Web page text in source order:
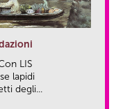
LIS
lapidi
degli...